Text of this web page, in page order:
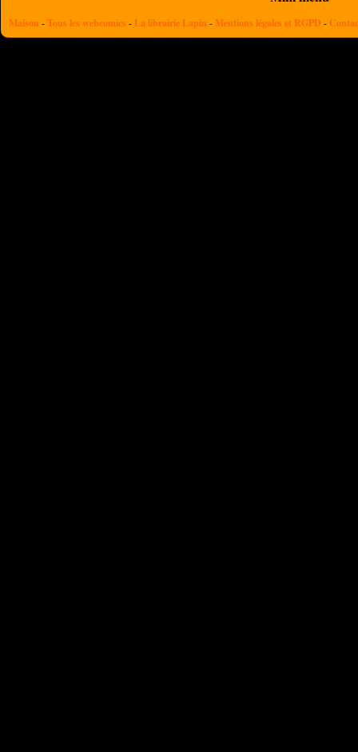
Maison -Tous les webcomics - La librairie Lapin - Mentions légales et RGPD -